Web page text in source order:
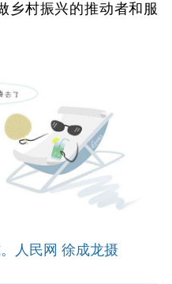
乡村振兴的推动者和服
人民网 徐成龙摄